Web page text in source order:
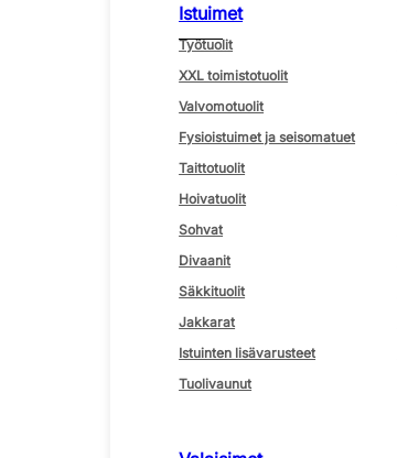
Istuimet
Työtuolit
XXL toimistotuolit
Valvomotuolit
Fysioistuimet ja seisomatuet
Taittotuolit
Hoivatuolit
Sohvat
Divaanit
Säkkituolit
Jakkarat
Istuinten lisävarusteet
Tuolivaunut